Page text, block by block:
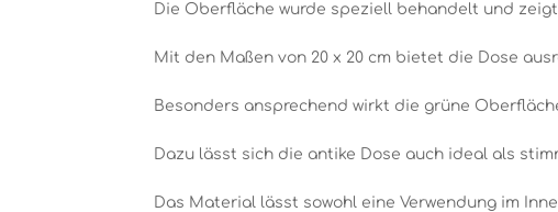
Die Oberfläche wurde speziell behandelt und
Mit den Maßen von 20 x 20 cm bietet die Dose
Besonders ansprechend wirkt die grüne
Dazu lässt sich die antike Dose auch ideal als
Das Material lässt sowohl eine Verwendung im